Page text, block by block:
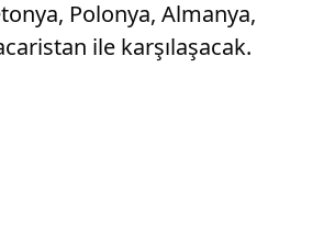
Polonya, Almanya,
ile karşılaşacak.